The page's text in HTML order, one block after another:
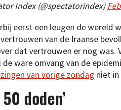
Index (@spectatorindex)
eerst een leugen de
van de Iraanse
dat vertrouwen er nog
ware omvang van de
van vorige zondag niet in
doden’